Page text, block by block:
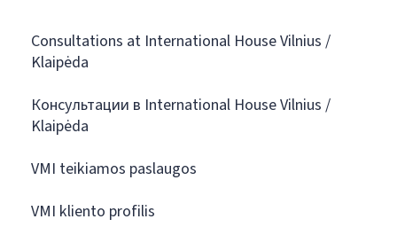
Consultations at International House Vilnius /
Klaipėda
Консультации в International House Vilnius /
Klaipėda
VMI teikiamos paslaugos
VMI kliento profilis